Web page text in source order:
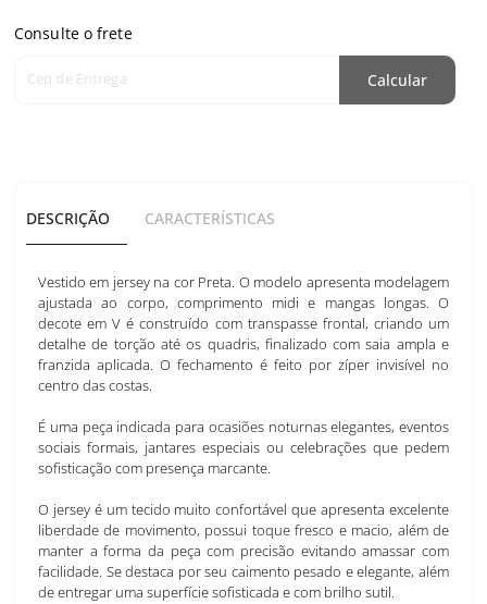
Consulte o frete
Cep de Entrega Calcular
DESCRIÇÃO CARACTERÍSTICAS
Vestido em jersey na cor Preta. O modelo apresenta modelagem
ajustada ao corpo, comprimento midi e mangas longas. O
decote em V é construído com transpasse frontal, criando um
detalhe de torção até os quadris, finalizado com saia ampla e
franzida aplicada. O fechamento é feito por zíper invisível no
centro das costas.
É uma peça indicada para ocasiões noturnas elegantes, eventos
sociais formais, jantares especiais ou celebrações que pedem
sofisticação com presença marcante.
O jersey é um tecido muito confortável que apresenta excelente
liberdade de movimento, possui toque fresco e macio, além de
manter a forma da peça com precisão evitando amassar com
facilidade. Se destaca por seu caimento pesado e elegante, além
de entregar uma superfície sofisticada e com brilho sutil.